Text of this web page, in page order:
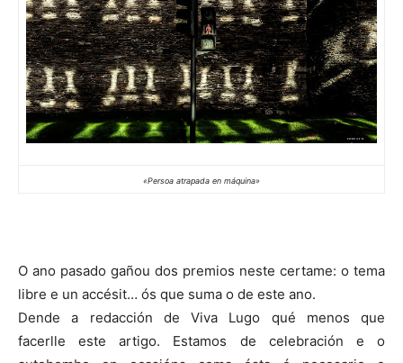
«Persoa atrapada en máquina»
O ano pasado gañou dos premios neste certame: o tema
libre e un accésit… ós que suma o de este ano.
Dende a redacción de Viva Lugo qué menos que
facerlle este artigo. Estamos de celebración e o